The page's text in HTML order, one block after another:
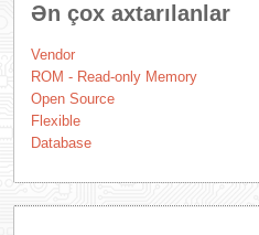
Ən çox axtarılanlar
Vendor
ROM - Read-only Memory
Open Source
Flexible
Database